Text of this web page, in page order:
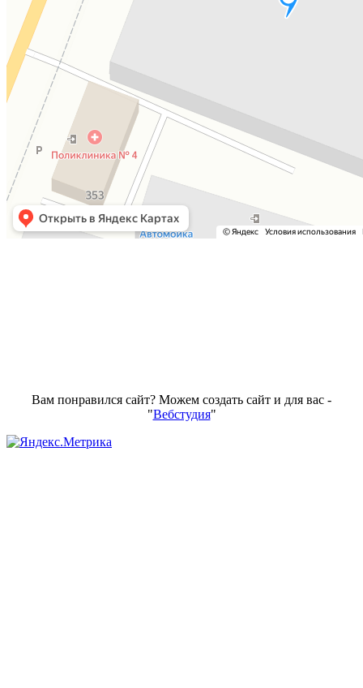
Вам понравился сайт? Можем создать сайт и для вас -
"Вебстудия"